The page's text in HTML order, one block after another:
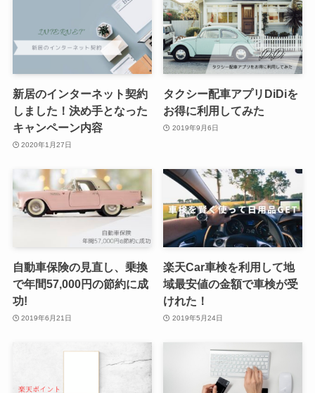
新居のインターネット契約
しました！決め手となった
キャンペーン内容
2020年1月27日
タクシー配車アプリDiDiを
お得に利用してみた
2019年9月6日
自動車保険の見直し、乗換
で年間57,000円の節約に成
功!
2019年6月21日
楽天Car車検を利用して地
域最安値の金額で車検が受
けれた！
2019年5月24日